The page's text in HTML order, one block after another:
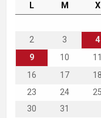
L M X
2
3 4
9
10 11
16
17 18
23
24
30
31